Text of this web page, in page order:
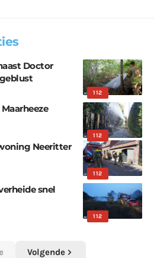
112
Doctor
112
112
Neeritter
112
snel
Volgende